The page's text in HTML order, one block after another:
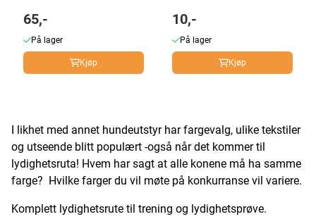
65,-
På lager
Kjøp
10,-
På lager
Kjøp
I likhet med annet hundeutstyr har fargevalg, ulike tekstiler
og utseende blitt populært -også når det kommer til
lydighetsruta! Hvem har sagt at alle konene må ha samme
farge? Hvilke farger du vil møte på konkurranse vil variere.
Komplett lydighetsrute til trening og lydighetsprøve.